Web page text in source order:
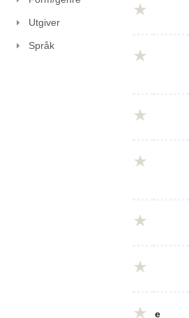
Utgiver
Språk
e